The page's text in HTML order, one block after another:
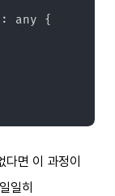
any {
면 이 과정이
일히